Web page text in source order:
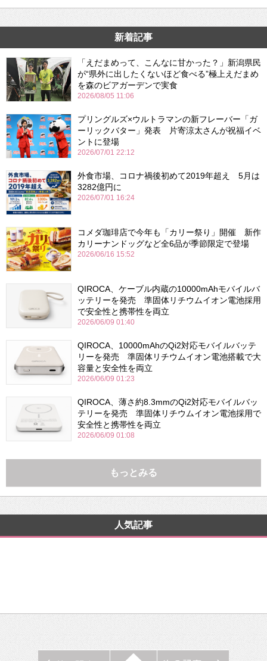
新着記事
「えだまめって、こんなに甘かった？」新潟県民
が“県外に出したくないほど食べる”極上えだまめ
を森のビアガーデンで実食
2026/08/05 11:06
プリングルズ×ウルトラマンの新フレーバー「ガ
ーリックバター」発表 片寄涼太さんが祝福イベ
ントに登場
2026/07/01 22:12
外食市場、コロナ禍後初めて2019年超え 5月は
3282億円に
2026/07/01 16:24
コメダ珈琲店で今年も「カリー祭り」開催 新作
カリーナンドッグなど全6品が季節限定で登場
2026/06/16 15:52
QIROCA、ケーブル内蔵の10000mAhモバイルバ
ッテリーを発売 準固体リチウムイオン電池採用
で安全性と携帯性を両立
2026/06/09 01:40
QIROCA、10000mAhのQi2対応モバイルバッテ
リーを発売 準固体リチウムイオン電池搭載で大
容量と安全性を両立
2026/06/09 01:23
QIROCA、薄さ約8.3mmのQi2対応モバイルバッ
テリーを発売 準固体リチウムイオン電池採用で
安全性と携帯性を両立
2026/06/09 01:08
もっとみる
人気記事